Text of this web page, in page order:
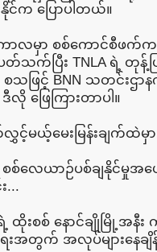
နိုင်က ပြောပါတယ်။
ာလမှာ စစ်ကောင်စီဖက်က
သက်ပြီး TNLA ရဲ့ တုန့်ပ
သဖြင့် BNN သတင်းဌာန
ဖြေကြားတာပါ။
မယ့်မေးမြန်းချက်ထဲမှာ
စစ်လေယာဉ်ပစ်ချနိုင်မှု
...
ထိုးစစ် နောင်ချိုမြို့အနီး
ေးအတွက် အလုပ်များနေ